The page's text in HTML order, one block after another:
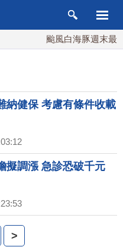
颱風白海豚週末最
納健保 考慮有條件收載
擬調漲 急診恐破千元
>